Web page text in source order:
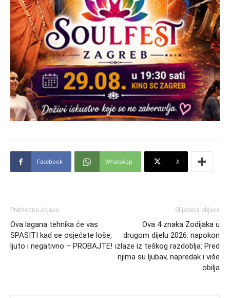
Facebook WhatsApp X
Prethodna objava
Ova lagana tehnika će vas
SPASITI kad se osjećate loše,
ljuto i negativno – PROBAJTE!
Slijedeća objava
Ova 4 znaka Zodijaka u
drugom dijelu 2026. napokon
izlaze iz teškog razdoblja: Pred
njima su ljubav, napredak i više
obilja